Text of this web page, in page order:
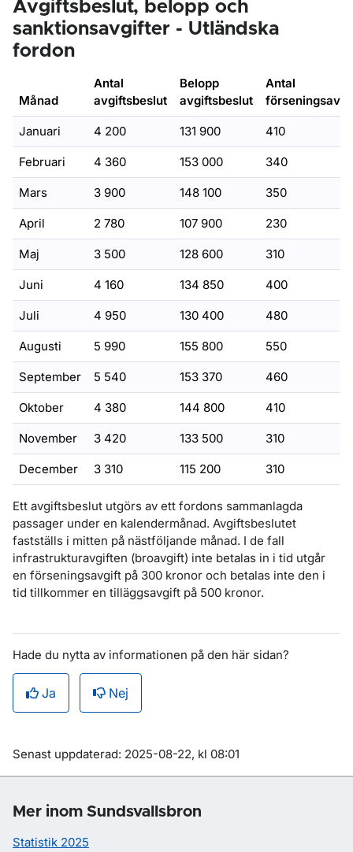
Avgiftsbeslut, belopp och
sanktionsavgifter - Utländska
fordon
Månad
Antal
avgiftsbeslut
Belopp
avgiftsbeslut
Antal
Januari 4 200 131 900 410
Februari 4 360 153 000 340
Mars 3 900 148 100 350
April 2 780 107 900 230
Maj 3 500 128 600 310
Juni 4 160 134 850 400
Juli 4 950 130 400 480
Augusti 5 990 155 800 550
September 5 540 153 370 460
Oktober 4 380 144 800 410
November 3 420 133 500 310
December 3 310 115 200 310
Ett avgiftsbeslut utgörs av ett fordons sammanlagda
passager under en kalendermånad. Avgiftsbeslutet
fastställs i mitten på nästföljande månad. I de fall
infrastrukturavgiften (broavgift) inte betalas in i tid utgår
en förseningsavgift på 300 kronor och betalas inte den i
tid tillkommer en tilläggsavgift på 500 kronor.
Hade du nytta av informationen på den här sidan?
Ja Nej
Om sidan
Senast uppdaterad: 2025-08-22, kl 08:01
Mer inom Sundsvallsbron
Statistik 2025